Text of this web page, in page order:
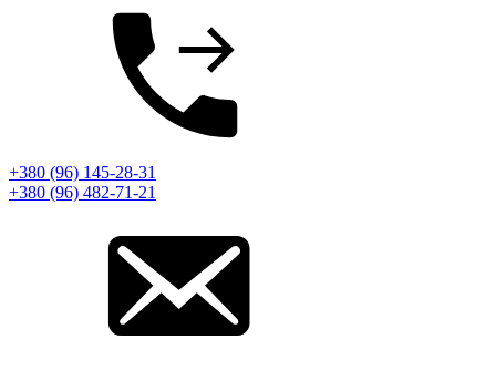
+380 (96) 145-28-31
+380 (96) 482-71-21